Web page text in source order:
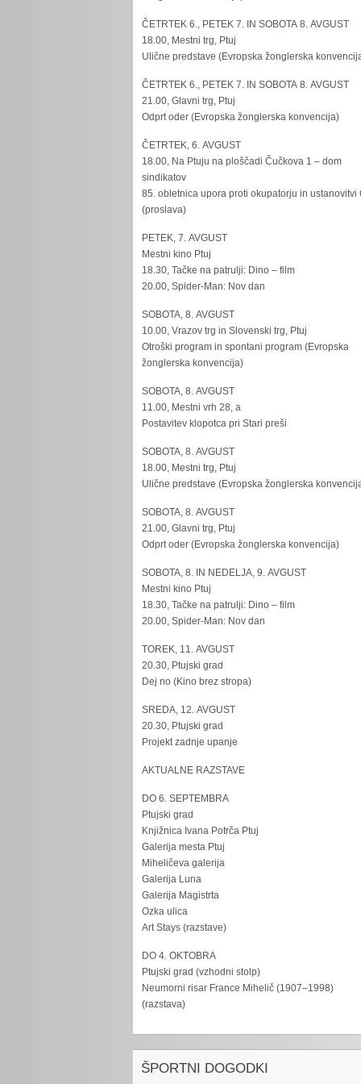
ČETRTEK 6., PETEK 7. IN SOBOTA 8. AVGUST
18.00, Mestni trg, Ptuj
Ulične predstave (Evropska žonglerska
ČETRTEK 6., PETEK 7. IN SOBOTA 8. AVGUST
21.00, Glavni trg, Ptuj
Odprt oder (Evropska žonglerska konvencija)
ČETRTEK, 6. AVGUST
18.00, Na Ptuju na ploščadi Čučkova 1 – dom
sindikatov
85. obletnica upora proti okupatorju in ustanovitvi
(proslava)
PETEK, 7. AVGUST
Mestni kino Ptuj
18.30, Tačke na patrulji: Dino – film
20.00, Spider-Man: Nov dan
SOBOTA, 8. AVGUST
10.00, Vrazov trg in Slovenski trg, Ptuj
Otroški program in spontani program (Evropska
žonglerska konvencija)
SOBOTA, 8. AVGUST
11.00, Mestni vrh 28, a
Postavitev klopotca pri Stari preši
SOBOTA, 8. AVGUST
18.00, Mestni trg, Ptuj
Ulične predstave (Evropska žonglerska
SOBOTA, 8. AVGUST
21.00, Glavni trg, Ptuj
Odprt oder (Evropska žonglerska konvencija)
SOBOTA, 8. IN NEDELJA, 9. AVGUST
Mestni kino Ptuj
18.30, Tačke na patrulji: Dino – film
20.00, Spider-Man: Nov dan
TOREK, 11. AVGUST
20.30, Ptujski grad
Dej no (Kino brez stropa)
SREDA, 12. AVGUST
20.30, Ptujski grad
Projekt zadnje upanje
AKTUALNE RAZSTAVE
DO 6. SEPTEMBRA
Ptujski grad
Knjižnica Ivana Potrča Ptuj
Galerija mesta Ptuj
Miheličeva galerija
Galerija Luna
Galerija Magistrta
Ozka ulica
Art Stays (razstave)
DO 4. OKTOBRA
Ptujski grad (vzhodni stolp)
Neumorni risar France Mihelič (1907–1998)
(razstava)
ŠPORTNI DOGODKI